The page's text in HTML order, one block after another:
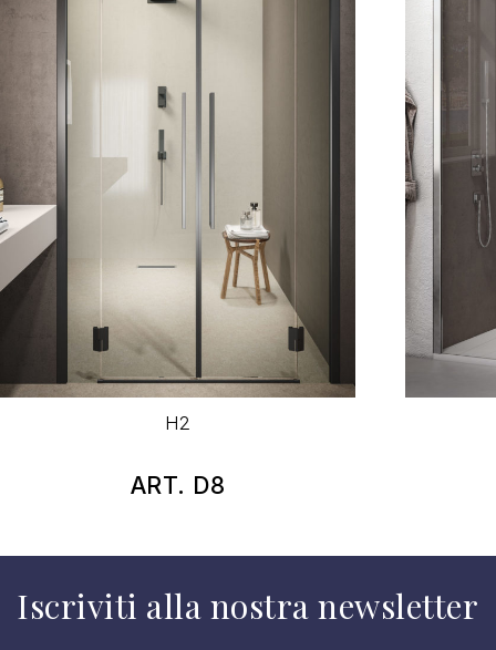
H2
ART. D8
Iscriviti alla nostra newsletter